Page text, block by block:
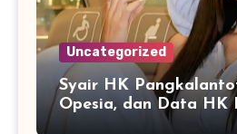
Uncategorized
Syair HK
Opesia, dan Data
dalam Satu